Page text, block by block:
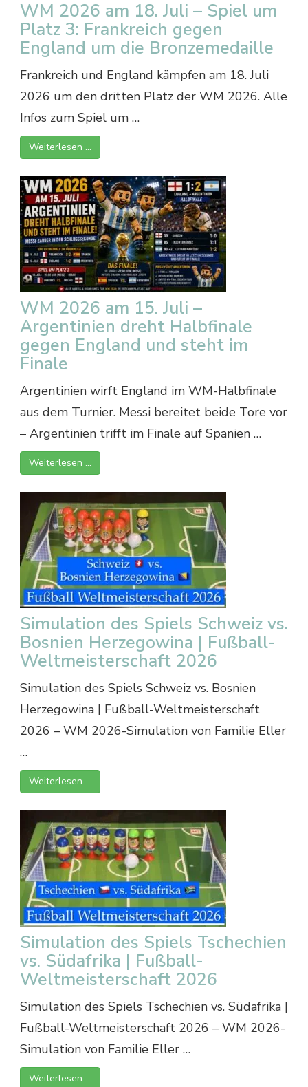
WM 2026 am 18. Juli – Spiel um
Platz 3: Frankreich gegen
England um die Bronzemedaille
Frankreich und England kämpfen am 18. Juli
2026 um den dritten Platz der WM 2026. Alle
Infos zum Spiel um …
Weiterlesen …
WM 2026 am 15. Juli –
Argentinien dreht Halbfinale
gegen England und steht im
Finale
Argentinien wirft England im WM-Halbfinale
aus dem Turnier. Messi bereitet beide Tore vor
– Argentinien trifft im Finale auf Spanien …
Weiterlesen …
Simulation des Spiels Schweiz vs.
Bosnien Herzegowina | Fußball-
Weltmeisterschaft 2026
Simulation des Spiels Schweiz vs. Bosnien
Herzegowina | Fußball-Weltmeisterschaft
2026 – WM 2026-Simulation von Familie Eller
…
Weiterlesen …
Simulation des Spiels Tschechien
vs. Südafrika | Fußball-
Weltmeisterschaft 2026
Simulation des Spiels Tschechien vs. Südafrika |
Fußball-Weltmeisterschaft 2026 – WM 2026-
Simulation von Familie Eller …
Weiterlesen …